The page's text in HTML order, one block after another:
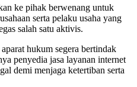
ke pihak berwenang untuk
serta pelaku usaha yang
salah satu aktivis.
hukum segera bertindak
penyedia jasa layanan internet
demi menjaga ketertiban serta